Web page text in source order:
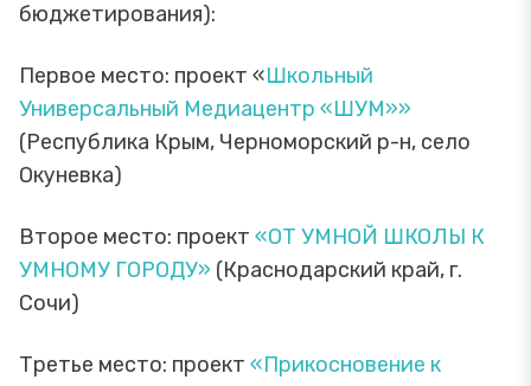
бюджетирования):
Первое место: проект «Школьный
Универсальный Медиацентр «ШУМ»»
(Республика Крым, Черноморский р-н, село
Окуневка)
Второе место: проект «ОТ УМНОЙ ШКОЛЫ К
УМНОМУ ГОРОДУ» (Краснодарский край, г.
Сочи)
Третье место: проект «Прикосновение к